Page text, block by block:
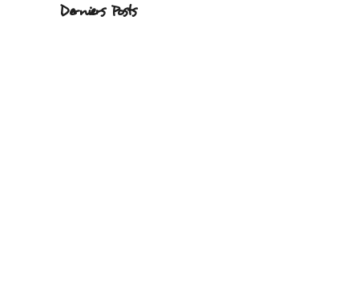
Derniers Posts